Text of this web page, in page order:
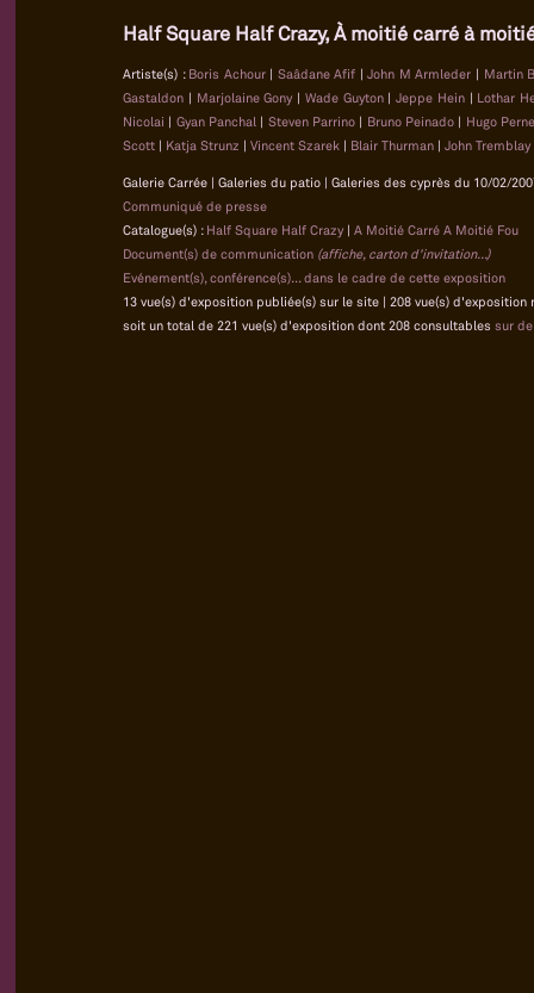
Half Square Half Crazy, À moitié carré à
Artiste(s) : Boris Achour | Saâdane Afif |John M Armleder | Martin
Gastaldon | Marjolaine Gony | Wade Guyton |Jeppe Hein | Lothar
Nicolai | Gyan Panchal | Steven Parrino | Bruno Peinado | Hugo
Scott | Katja Strunz | Vincent Szarek | Blair Thurman | John Tremblay
Galerie Carrée | Galeries du patio | Galeries des cyprès du 10/02/
Communiqué de presse
Catalogue(s) : Half Square Half Crazy | A Moitié Carré A Moitié Fou
Document(s) de communication (affiche, carton d'invitation...)
Evénement(s), conférence(s)... dans le cadre de cette exposition
13 vue(s) d'exposition publiée(s) sur le site | 208 vue(s) d'exposition
soit un total de 221 vue(s) d'exposition dont 208 consultables sur